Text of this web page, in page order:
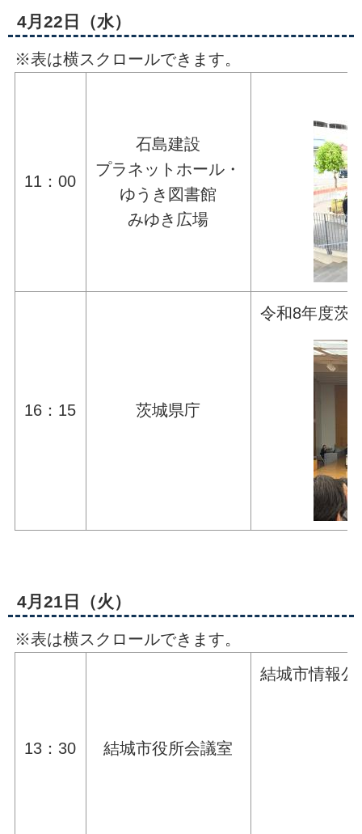
4月22日（水）
※表は横スクロールできます。
11：00
石島建設
プラネットホール・
ゆうき図書館
みゆき広場
16：15 茨城県庁
令和8年度茨
4月21日（火）
※表は横スクロールできます。
13：30 結城市役所会議室
結城市情報